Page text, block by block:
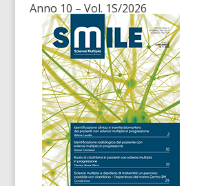
Anno 10 – Vol. 1S/2026